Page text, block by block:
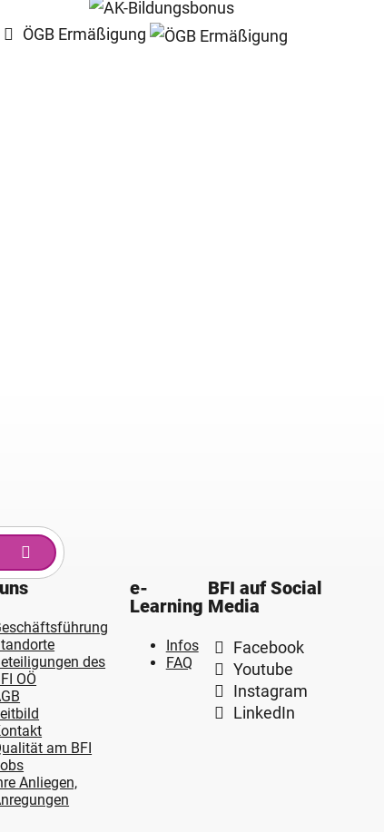
ÖGB Ermäßigung
des
OÖ
am BFI
Anliegen,
e-
Learning
Infos
FAQ
BFI auf Social
Media
Facebook
Youtube
Instagram
LinkedIn